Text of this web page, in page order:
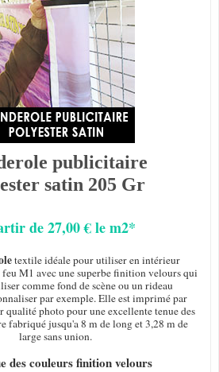
publicitaire
satin 205 Gr
de 27,00 € le m2*
textile idéale pour utiliser en intérieur
M1 avec une superbe finition velours qui
comme fond de scène ou un rideau
par exemple. Elle est imprimé par
photo pour une excellente tenue des
fabriqué jusqu'a 8 m de long et 3,28 m de
large sans union.
des couleurs finition velours